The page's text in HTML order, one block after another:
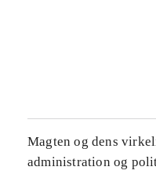
Magten og dens
administration og